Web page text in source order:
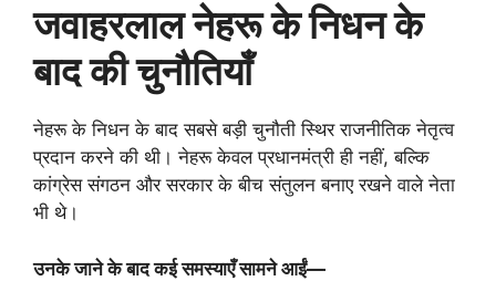
जवाहरलाल नेहरू के निधन के
बाद की चुनौतियाँ
नेहरू के निधन के बाद सबसे बड़ी चुनौती स्थिर राजनीतिक नेतृत्व
प्रदान करने की थी। नेहरू केवल प्रधानमंत्री ही नहीं, बल्कि
कांग्रेस संगठन और सरकार के बीच संतुलन बनाए रखने वाले नेता
भी थे।
उनके जाने के बाद कई समस्याएँ सामने आईं—